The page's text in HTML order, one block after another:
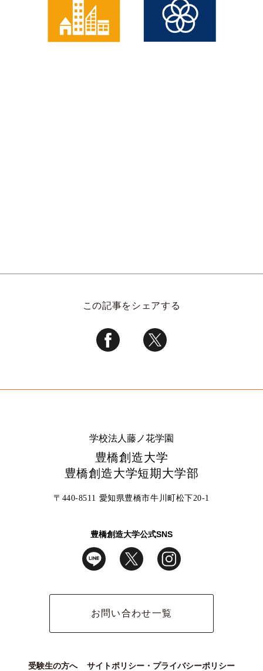
この記事をシェアする
学校法人藤ノ花学園
豊橋創造大学
豊橋創造大学短期大学部
〒440-8511 愛知県豊橋市牛川町松下20-1
豊橋創造大学公式SNS
お問い合わせ一覧
受験生の方へ サイトポリシー・プライバシーポリシー